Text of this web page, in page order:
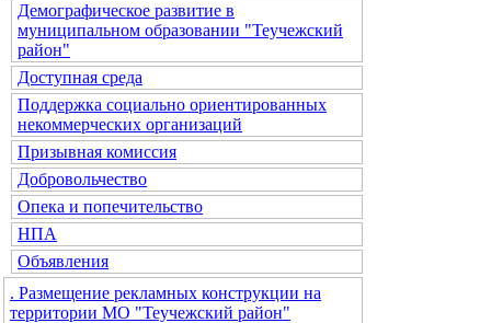
Демографическое развитие в
муниципальном образовании "Теучежский
район"
Доступная среда
Поддержка социально ориентированных
некоммерческих организаций
Призывная комиссия
Добровольчество
Опека и попечительство
НПА
Объявления
. Размещение рекламных конструкции на
территории МО "Теучежский район"